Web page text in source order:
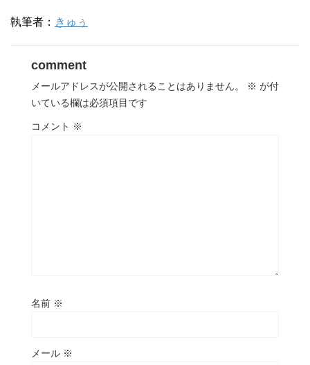
執筆者： きゅぅ
comment
メールアドレスが公開されることはありません。 ※ が付
いている欄は必須項目です
コメント ※
名前 ※
メール ※